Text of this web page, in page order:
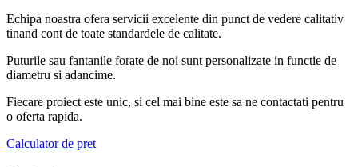
Echipa noastra ofera servicii excelente din punct de vedere calitativ
tinand cont de toate standardele de calitate.
Puturile sau fantanile forate de noi sunt personalizate in functie de
diametru si adancime.
Fiecare proiect este unic, si cel mai bine este sa ne contactati pentru
o oferta rapida.
Calculator de pret